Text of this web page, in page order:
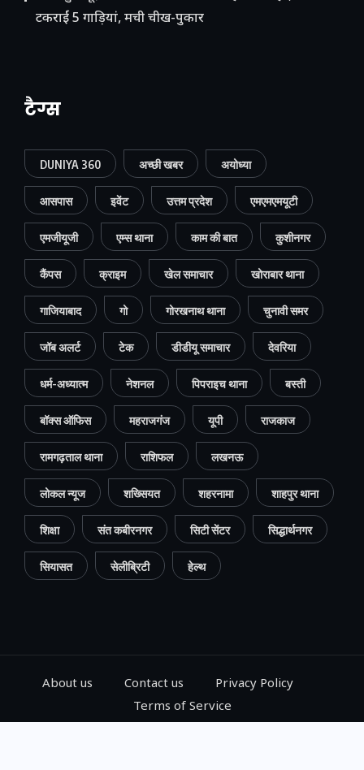
टकराईं 5 गाड़ियां, मची चीख-पुकार
टैग्स
DUNIYA 360 अच्छी खबर अयोध्या
आसपास इवेंट उत्तम प्रदेश एमएमएमयूटी
एमजीयूजी एम्स थाना काम की बात कुशीनगर
कैंपस क्राइम खेल समाचार खोराबार थाना
गाजियाबाद गो गोरखनाथ थाना चुनावी समर
जॉब अलर्ट टेक डीडीयू समाचार देवरिया
धर्म-अध्यात्म नेशनल पिपराइच थाना बस्ती
बॉक्स ऑफिस महराजगंज यूपी राजकाज
रामगढ़ताल थाना राशिफल लखनऊ
लोकल न्यूज शख्सियत शहरनामा शाहपुर थाना
शिक्षा संत कबीरनगर सिटी सेंटर सिद्धार्थनगर
सियासत सेलीब्रिटी हेल्थ
About us Contact us
Privacy Policy
Terms of Service